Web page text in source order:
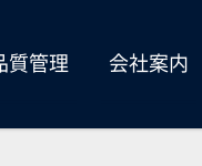
質管理 会社案内